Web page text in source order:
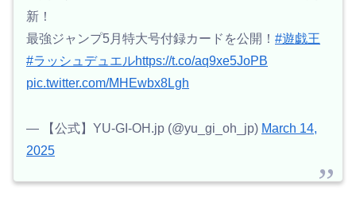
新！
最強ジャンプ5月特大号付録カードを公開！ #遊戯王
#ラッシュデュエルhttps://t.co/aq9xe5JoPB
pic.twitter.com/MHEwbx8Lgh
— 【公式】YU-GI-OH.jp (@yu_gi_oh_jp) March 14,
2025